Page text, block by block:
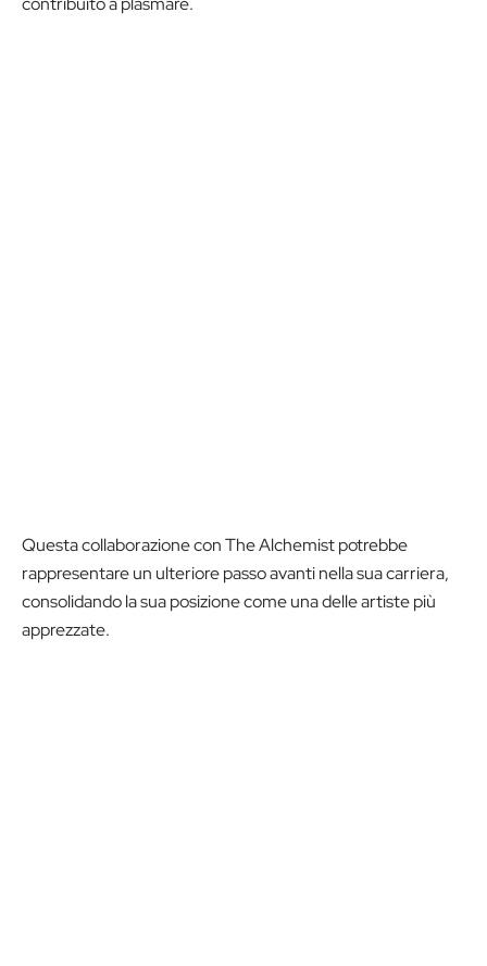
Questa collaborazione con The Alchemist potrebbe
rappresentare un ulteriore passo avanti nella sua carriera,
consolidando la sua posizione come una delle artiste più
apprezzate.